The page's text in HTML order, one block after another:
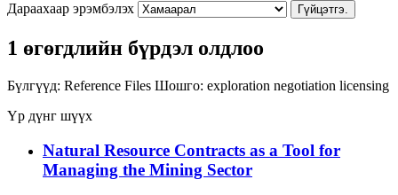
Дараахаар эрэмбэлэх Гүйцэтгэ.
1 өгөгдлийн бүрдэл олдлоо
Бүлгүүд: Reference Files Шошго: exploration negotiation licensing
Үр дүнг шүүх
Natural Resource Contracts as a Tool for
Managing the Mining Sector